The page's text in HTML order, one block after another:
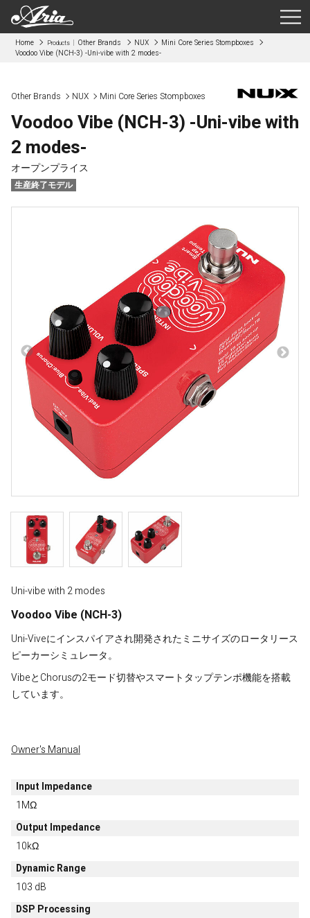
Home Products Other Brands NUX
Mini Core Series Stompboxes
Voodoo Vibe (NCH-3) -Uni-vibe with 2 modes-
Other Brands NUX Mini Core Series Stompboxes
Voodoo Vibe (NCH-3) -Uni-vibe with
2 modes-
オープンプライス
生産終了モデル
Uni-vibe with 2 modes
Voodoo Vibe (NCH-3)
Uni-Viveにインスパイアされ開発されたミニサイズのロータリース
ピーカーシミュレータ。
VibeとChorusの2モード切替やスマートタップテンポ機能を搭載
しています。
Owner's Manual
Input Impedance
1MΩ
Output Impedance
10kΩ
Dynamic Range
103 dB
DSP Processing